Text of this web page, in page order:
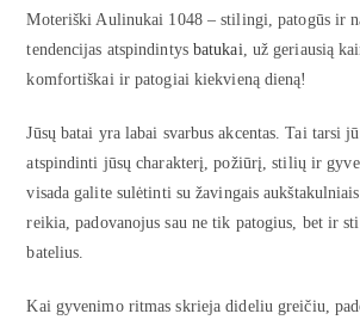
Moteriški Aulinukai 1048 – stilingi, patogūs ir
tendencijas atspindintys batukai, už geriausią
komfortiškai ir patogiai kiekvieną dieną!
Jūsų batai yra labai svarbus akcentas. Tai tarsi
atspindinti jūsų charakterį, požiūrį, stilių ir
visada galite sulėtinti su žavingais
reikia, padovanojus sau ne tik patogius, bet ir
batelius.
Kai gyvenimo ritmas skrieja dideliu greičiu,